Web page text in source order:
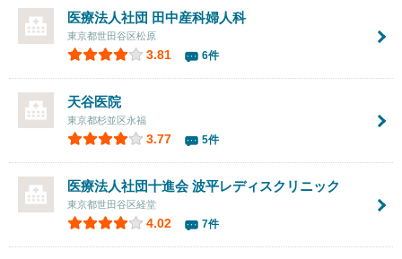
医療法人社団 田中産科婦人科
東京都世田谷区松原
3.81 6件
天谷医院
東京都杉並区永福
3.77 5件
医療法人社団十進会波平レディスクリニック
東京都世田谷区経堂
4.02 7件